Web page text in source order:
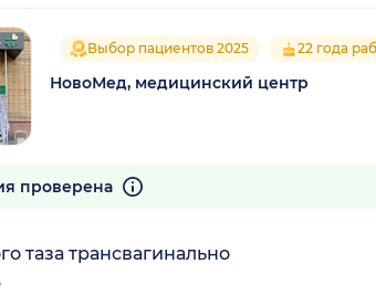
Выбор пациентов 2025 22 года
НовоМед, медицинский центр
проверена
таза трансвагинально